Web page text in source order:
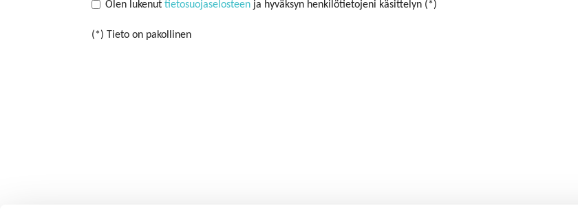
Olen lukenut tietosuojaselosteen ja hyväksyn henkilötietojeni käsittelyn (*)
(*) Tieto on pakollinen